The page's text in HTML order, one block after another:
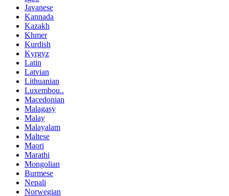
Javanese
Kannada
Kazakh
Khmer
Kurdish
Kyrgyz
Latin
Latvian
Lithuanian
Luxembou..
Macedonian
Malagasy
Malay
Malayalam
Maltese
Maori
Marathi
Mongolian
Burmese
Nepali
Norwegian